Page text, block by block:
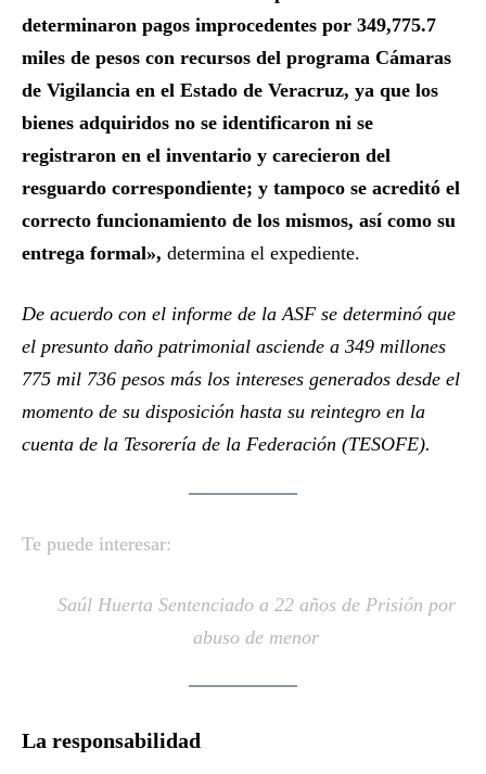
determinaron pagos improcedentes por 349,775.7
miles de pesos con recursos del programa Cámaras
de Vigilancia en el Estado de Veracruz, ya que los
bienes adquiridos no se identificaron ni se
registraron en el inventario y carecieron del
resguardo correspondiente; y tampoco se acreditó el
correcto funcionamiento de los mismos, así como su
entrega formal», determina el expediente.
De acuerdo con el informe de la ASF se determinó que
el presunto daño patrimonial asciende a 349 millones
775 mil 736 pesos más los intereses generados desde el
momento de su disposición hasta su reintegro en la
cuenta de la Tesorería de la Federación (TESOFE).
Te puede interesar:
Saúl Huerta Sentenciado a 22 años de Prisión por
abuso de menor
La responsabilidad